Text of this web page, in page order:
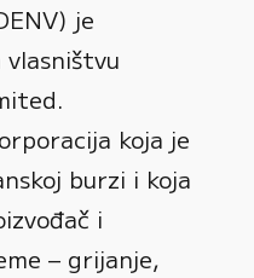
je
vlasništvu
koja je
burzi i koja
i
– grijanje,